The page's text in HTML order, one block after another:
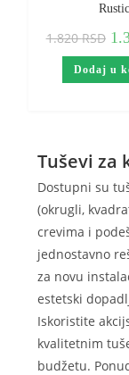
Rustic
1.820RSD
Dodaj u
Tuševi za
Dostupni su
(okrugli,
crevima i
jednostavno
za novu
estetski
Iskoristite
kvalitetnim
budžetu.